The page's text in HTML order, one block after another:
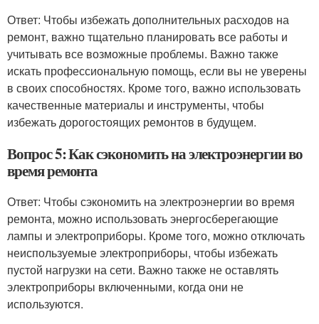
Ответ: Чтобы избежать дополнительных расходов на
ремонт, важно тщательно планировать все работы и
учитывать все возможные проблемы. Важно также
искать профессиональную помощь, если вы не уверены
в своих способностях. Кроме того, важно использовать
качественные материалы и инструменты, чтобы
избежать дорогостоящих ремонтов в будущем.
Вопрос 5: Как сэкономить на электроэнергии во
время ремонта
Ответ: Чтобы сэкономить на электроэнергии во время
ремонта, можно использовать энергосберегающие
лампы и электроприборы. Кроме того, можно отключать
неиспользуемые электроприборы, чтобы избежать
пустой нагрузки на сети. Важно также не оставлять
электроприборы включенными, когда они не
используются.